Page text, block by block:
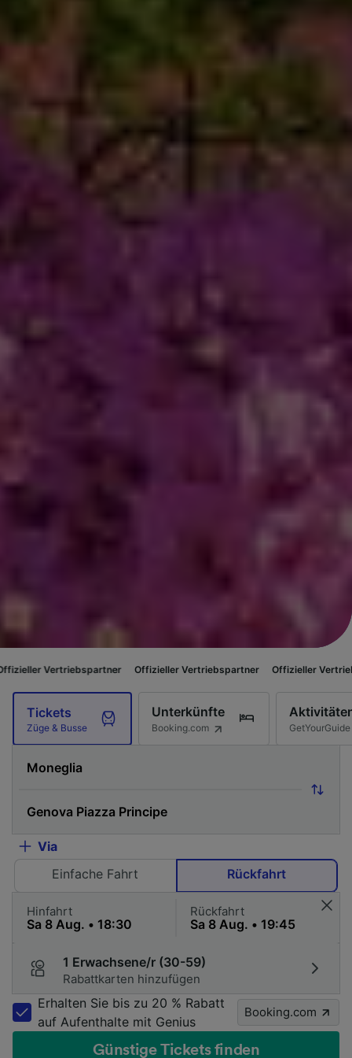
Offizieller Vertriebspartner Offizieller Vertriebspartner
Tickets
Züge & Busse
Unterkünfte
Booking.com GetYourGuide
Via
Einfache Fahrt
Rückfahrt
Hinfahrt Rückfahrt
1 Erwachsene/r (30-59)
Rabattkarten hinzufügen
Erhalten Sie bis zu 20 % Rabatt
auf Aufenthalte mit Genius
Booking.com
Günstige Tickets finden